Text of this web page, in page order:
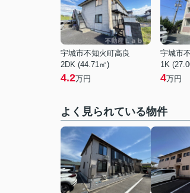
宇城市不知火町高良
2DK (44.71㎡)
4.2万円
宇城市
1K
4万円
よく見られている物件